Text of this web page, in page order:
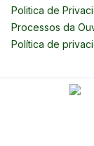
Politica de
Processos da
Política de